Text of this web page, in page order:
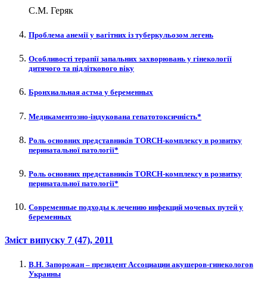
С.М. Геряк
Проблема анемії у вагітних із туберкульозом легень
Особливості терапії запальних захворювань у гінекології
дитячого та підліткового віку
Бронхиальная астма у беременных
Медикаментозно-індукована гепатотоксичність*
Роль основних представників TORCH-комплексу в розвитку
перинатальної патології*
Роль основних представників TORCH-комплексу в розвитку
перинатальної патології*
Современные подходы к лечению инфекций мочевых путей у
беременных
Зміст випуску 7 (47), 2011
В.Н. Запорожан – президент Ассоциации акушеров-гинекологов
Украины